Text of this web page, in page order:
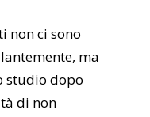
non ci sono
ma
studio dopo
di non